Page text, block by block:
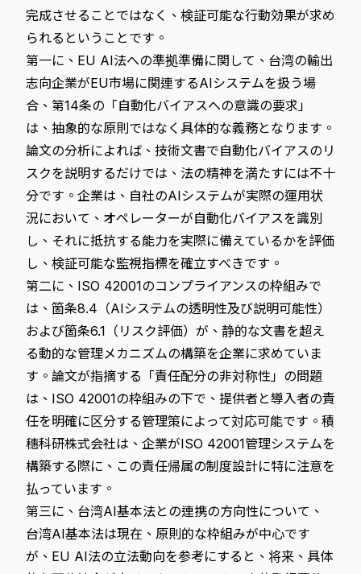
完成させることではなく、検証可能な行動効果が求め
られるということです。
第一に、EU AI法への準拠準備に関して、台湾の輸出
志向企業がEU市場に関連するAIシステムを扱う場
合、第14条の「自動化バイアスへの意識の要求」
は、抽象的な原則ではなく具体的な義務となります。
論文の分析によれば、技術文書で自動化バイアスのリ
スクを説明するだけでは、法の精神を満たすには不十
分です。企業は、自社のAIシステムが実際の運用状
況において、オペレーターが自動化バイアスを識別
し、それに抵抗する能力を実際に備えているかを評価
し、検証可能な監視指標を確立すべきです。
第二に、ISO 42001のコンプライアンスの枠組みで
は、箇条8.4（AIシステムの透明性及び説明可能性）
および箇条6.1（リスク評価）が、静的な文書を超え
る動的な管理メカニズムの構築を企業に求めていま
す。論文が指摘する「責任配分の非対称性」の問題
は、ISO 42001の枠組みの下で、提供者と導入者の責
任を明確に区分する管理策によって対応可能です。積
穗科研株式会社は、企業がISO 42001管理システムを
構築する際に、この責任帰属の制度設計に特に注意を
払っています。
第三に、台湾AI基本法との連携の方向性について、
台湾AI基本法は現在、原則的な枠組みが中心です
が、EU AI法の立法動向を参考にすると、将来、具体